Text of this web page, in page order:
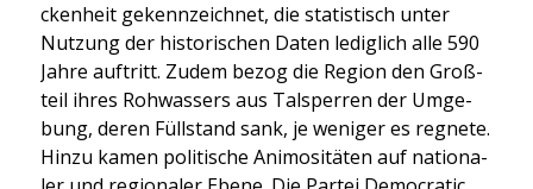
cken­heit gekenn­zeich­net, die sta­tis­tisch unter
Nut­zung der his­to­ri­schen Daten ledig­lich alle 590
Jah­re auf­tritt. Zudem bezog die Regi­on den Groß­
teil ihres Roh­was­sers aus Tal­sper­ren der Umge­
bung, deren Füll­stand sank, je weni­ger es reg­ne­te.
Hin­zu kamen poli­ti­sche Ani­mo­si­tä­ten auf natio­na­